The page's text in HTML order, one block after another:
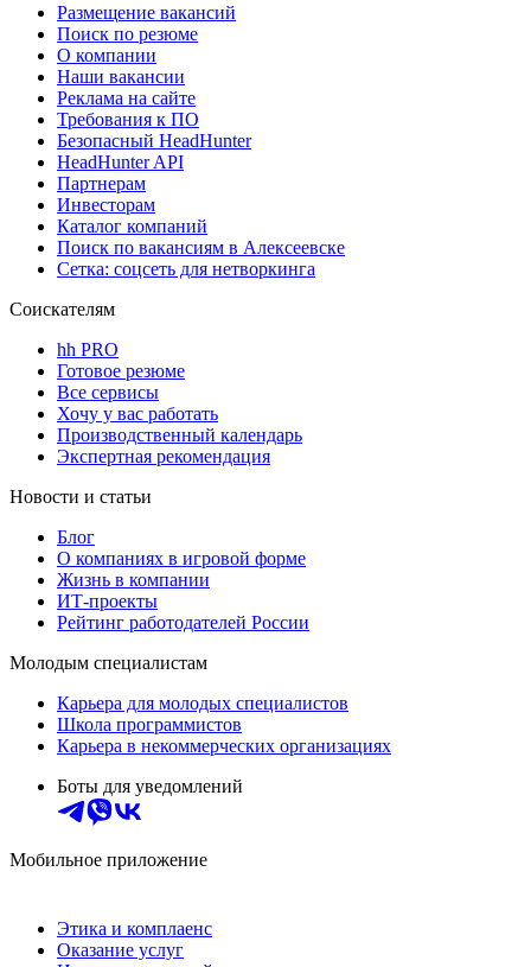
Размещение вакансий
Поиск по резюме
О компании
Наши вакансии
Реклама на сайте
Требования к ПО
Безопасный HeadHunter
HeadHunter API
Партнерам
Инвесторам
Каталог компаний
Поиск по вакансиям в Алексеевске
Сетка: соцсеть для нетворкинга
Соискателям
hh PRO
Готовое резюме
Все сервисы
Хочу у вас работать
Производственный календарь
Экспертная рекомендация
Новости и статьи
Блог
О компаниях в игровой форме
Жизнь в компании
ИТ-проекты
Рейтинг работодателей России
Молодым специалистам
Карьера для молодых специалистов
Школа программистов
Карьера в некоммерческих организациях
Боты для уведомлений
Мобильное приложение
Этика и комплаенс
Оказание услуг